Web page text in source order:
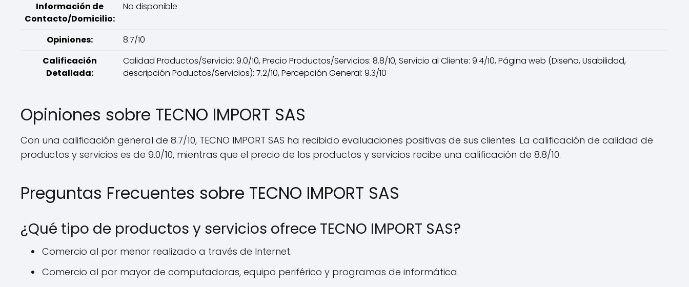
Información de
Contacto/Domicilio:
No disponible
Opiniones:
8.7/10
Calificación
Detallada:
Calidad Productos/Servicio: 9.0/10, Precio Productos/Servicios: 8.8/10, Servicio al Cliente: 9.4/10, Página web (Diseño, Usabilidad,
descripción Poductos/Servicios): 7.2/10, Percepción General: 9.3/10
Opiniones sobre TECNO IMPORT SAS
Con una calificación general de 8.7/10, TECNO IMPORT SAS ha recibido evaluaciones positivas de sus clientes. La calificación de calidad de
productos y servicios es de 9.0/10, mientras que el precio de los productos y servicios recibe una calificación de 8.8/10.
Preguntas Frecuentes sobre TECNO IMPORT SAS
¿Qué tipo de productos y servicios ofrece TECNO IMPORT SAS?
Comercio al por menor realizado a través de Internet.
Comercio al por mayor de computadoras, equipo periférico y programas de informática.